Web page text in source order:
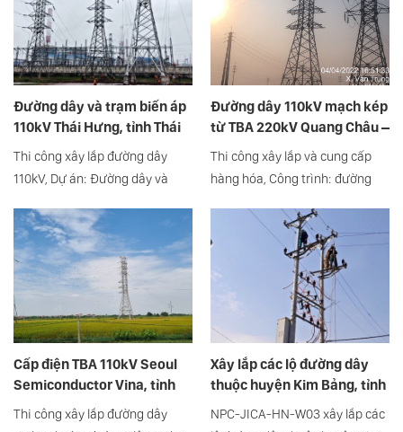
Đường dây và trạm biến áp
110kV Thái Hưng, tỉnh Thái
Bình
Thi công xây lắp đường dây
110kV, Dự án: Đường dây và
tỉnh Thái Bình
Đường dây 110kV mạch kép
từ TBA 220kV Quang Châu –
TBA 110kV Quang Châu, tỉnh
Bắc Giang
Thi công xây lắp và cung cấp
hàng hóa, Công trình: đường
biến áp 220kV Quang Châu –
trạm biến áp 110kV Quang
Châu, tỉnh Bắc Giang.
Cấp điện TBA 110kV Seoul
Semiconductor Vina, tỉnh
Hà Nam
Thi công xây lắp đường dây
Xây lắp các lộ đường dây
thuộc huyện Kim Bảng, tỉnh
Hà Nam – Dự án JICA
NPC-JICA-HN-W03 xây lắp các